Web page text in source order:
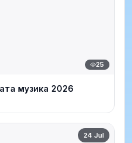
25
музика 2026
24 Jul